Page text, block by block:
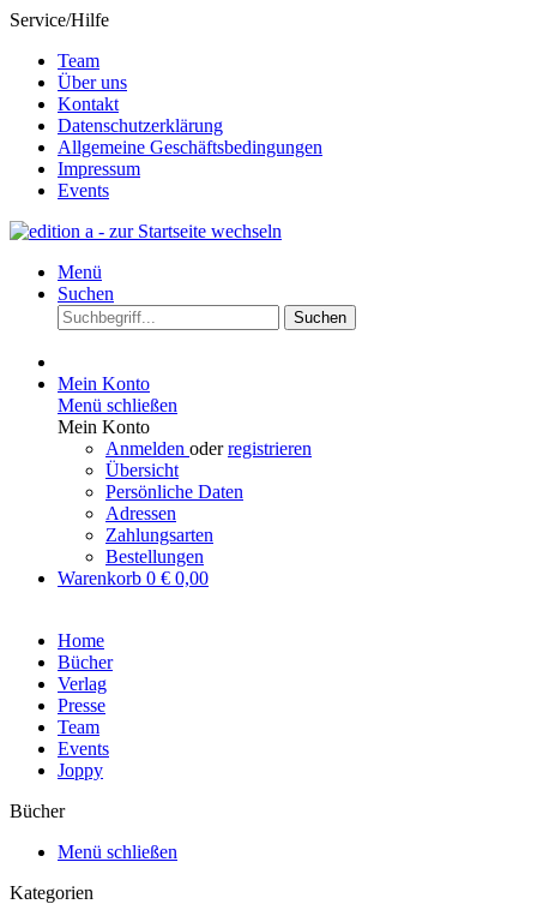
Service/Hilfe
Team
Über uns
Kontakt
Datenschutzerklärung
Allgemeine Geschäftsbedingungen
Impressum
Events
Menü
Suchen
Suchen
Mein Konto
Menü schließen
Mein Konto
Anmelden oderregistrieren
Übersicht
Persönliche Daten
Adressen
Zahlungsarten
Bestellungen
Warenkorb 0 € 0,00
Home
Bücher
Verlag
Presse
Team
Events
Joppy
Bücher
Menü schließen
Kategorien